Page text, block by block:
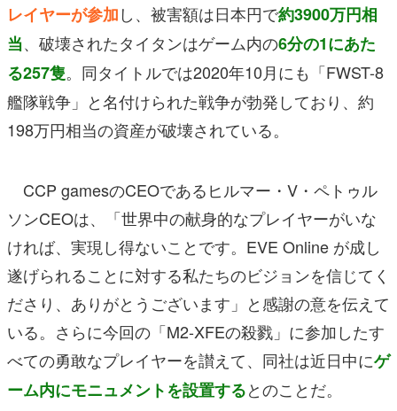
レイヤーが参加し、被害額は日本円で約3900万円相
当、破壊されたタイタンはゲーム内の6分の1にあた
る257隻。同タイトルでは2020年10月にも「FWST-8
艦隊戦争」と名付けられた戦争が勃発しており、約
198万円相当の資産が破壊されている。
CCP gamesのCEOであるヒルマー・V・ペトゥル
ソンCEOは、「世界中の献身的なプレイヤーがいな
ければ、実現し得ないことです。EVE Online が成し
遂げられることに対する私たちのビジョンを信じてく
ださり、ありがとうございます」と感謝の意を伝えて
いる。さらに今回の「M2-XFEの殺戮」に参加したす
べての勇敢なプレイヤーを讃えて、同社は近日中にゲ
ーム内にモニュメントを設置するとのことだ。